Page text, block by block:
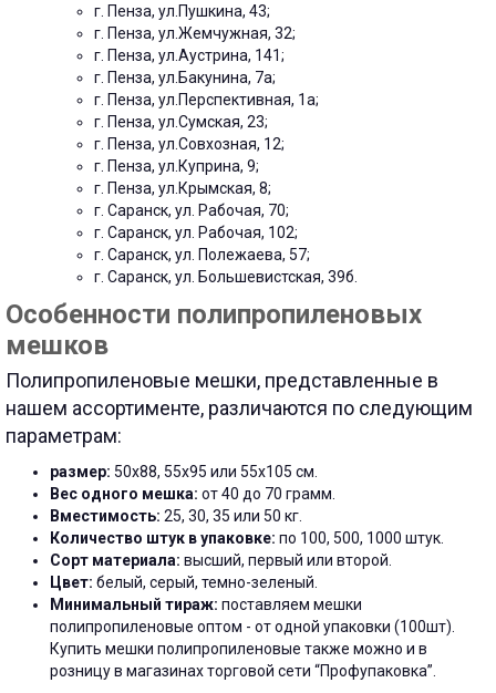
г. Пенза, ул.Пушкина, 43;
г. Пенза, ул.Жемчужная, 32;
г. Пенза, ул.Аустрина, 141;
г. Пенза, ул.Бакунина, 7a;
г. Пенза, ул.Перспективная, 1а;
г. Пенза, ул.Сумская, 23;
г. Пенза, ул.Совхозная, 12;
г. Пенза, ул.Куприна, 9;
г. Пенза, ул.Крымская, 8;
г. Саранск, ул. Рабочая, 70;
г. Саранск, ул. Рабочая, 102;
г. Саранск, ул. Полежаева, 57;
г. Саранск, ул. Большевистская, 39б.
Особенности полипропиленовых
мешков
Полипропиленовые мешки, представленные в
нашем ассортименте, различаются по следующим
параметрам:
размер: 50х88, 55х95 или 55х105 см.
Вес одного мешка: от 40 до 70 грамм.
Вместимость: 25, 30, 35 или 50 кг.
Количество штук в упаковке: по 100, 500, 1000 штук.
Сорт материала: высший, первый или второй.
Цвет: белый, серый, темно-зеленый.
Минимальный тираж: поставляем мешки
полипропиленовые оптом - от одной упаковки (100шт).
Купить мешки полипропиленовые также можно и в
розницу в магазинах торговой сети “Профупаковка”.